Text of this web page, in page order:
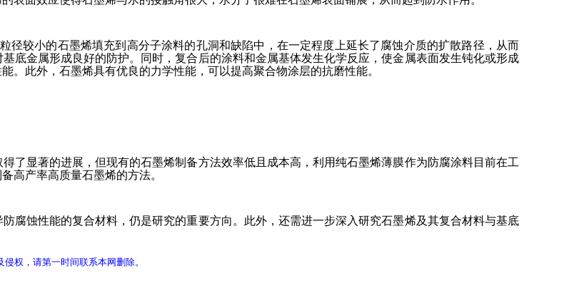
径较小的石墨烯填充到高分子涂料的孔洞和缺陷中，在一定程度上延长了腐蚀介质的扩散路径，从而
底金属形成良好的防护。同时，复合后的涂料和金属基体发生化学反应，使金属表面发生钝化或形成
。此外，石墨烯具有优良的力学性能，可以提高聚合物涂层的抗磨性能。
了显著的进展，但现有的石墨烯制备方法效率低且成本高，利用纯石墨烯薄膜作为防腐涂料目前在工
高产率高质量石墨烯的方法。
腐蚀性能的复合材料，仍是研究的重要方向。此外，还需进一步深入研究石墨烯及其复合材料与基底
权，请第一时间联系本网删除。